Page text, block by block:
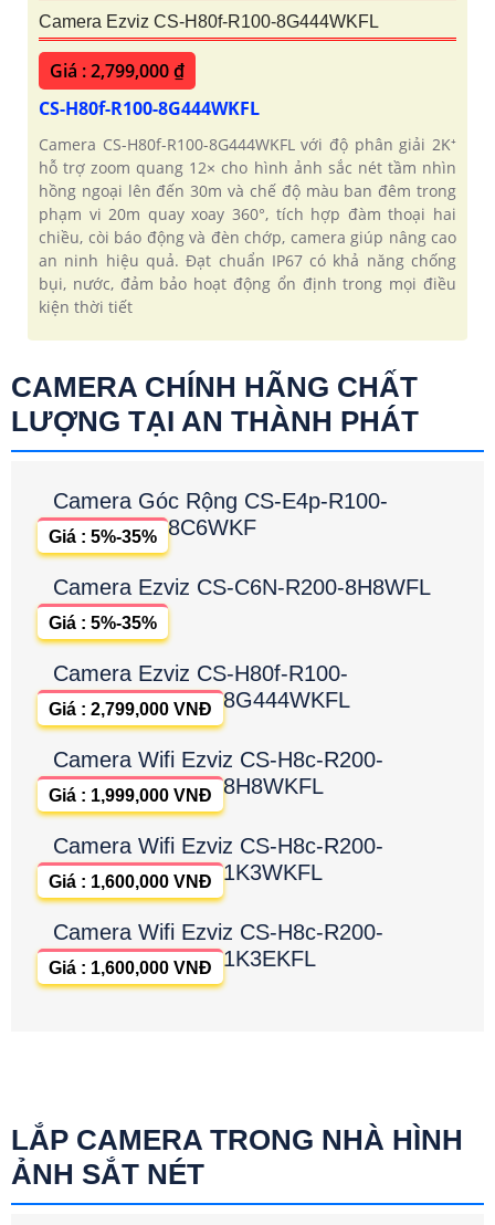
Camera Ezviz CS-H80f-R100-8G444WKFL
Giá : 2,799,000 ₫
CS-H80f-R100-8G444WKFL
Camera CS-H80f-R100-8G444WKFL với độ phân giải 2K⁺
hỗ trợ zoom quang 12× cho hình ảnh sắc nét tầm nhìn
hồng ngoại lên đến 30m và chế độ màu ban đêm trong
phạm vi 20m quay xoay 360°, tích hợp đàm thoại hai
chiều, còi báo động và đèn chớp, camera giúp nâng cao
an ninh hiệu quả. Đạt chuẩn IP67 có khả năng chống
bụi, nước, đảm bảo hoạt động ổn định trong mọi điều
kiện thời tiết
CAMERA CHÍNH HÃNG CHẤT
LƯỢNG TẠI AN THÀNH PHÁT
Camera Góc Rộng CS-E4p-R100-
8C6WKF
Giá : 5%-35%
Camera Ezviz CS-C6N-R200-8H8WFL
Giá : 5%-35%
Camera Ezviz CS-H80f-R100-
8G444WKFL
Giá : 2,799,000 VNĐ
Camera Wifi Ezviz CS-H8c-R200-
8H8WKFL
Giá : 1,999,000 VNĐ
Camera Wifi Ezviz CS-H8c-R200-
1K3WKFL
Giá : 1,600,000 VNĐ
Camera Wifi Ezviz CS-H8c-R200-
1K3EKFL
Giá : 1,600,000 VNĐ
LẮP CAMERA TRONG NHÀ HÌNH
ẢNH SẮT NÉT